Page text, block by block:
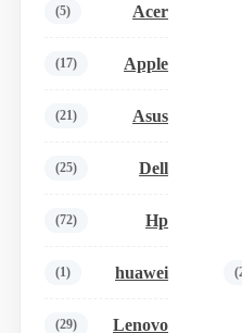
Acer
(5)
Apple
(17)
Asus
(21)
Dell
(25)
Hp
(72)
huawei
(1)
Lenovo
(29)